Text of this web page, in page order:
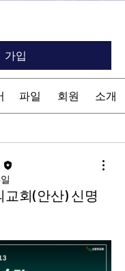
가입
파일 회원 소개
교회(안산) 신명